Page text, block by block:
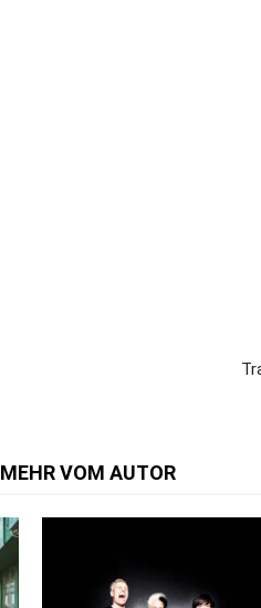
MEHR VOM AUTOR